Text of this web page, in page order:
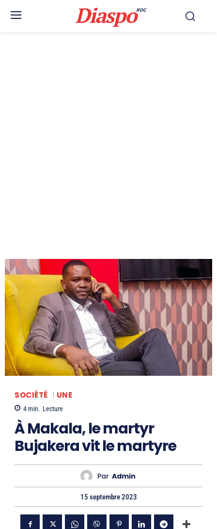
DiaspoRDC
SOCIÉTÉ UNE
4 min. Lecture
À Makala, le martyr
Bujakera vit le martyre
Par Admin
15 septembre 2023